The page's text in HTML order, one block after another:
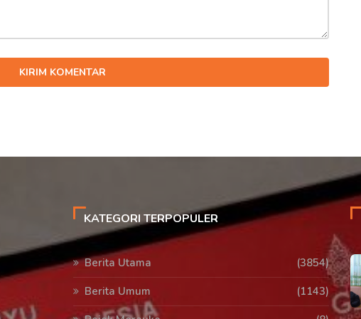
KIRIM KOMENTAR
KATEGORI TERPOPULER
Berita Utama
(3854)
Berita Umum
(1143)